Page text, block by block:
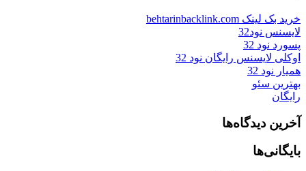
خرید بک لینک behtarinbacklink.com
لایسنس نود32
پسورد نود 32
اوکلی لایسنس رایگان نود 32
همیار نود 32
بهترین سئو
رایگان
آخرین دیدگاه‌ها
بایگانی‌ها